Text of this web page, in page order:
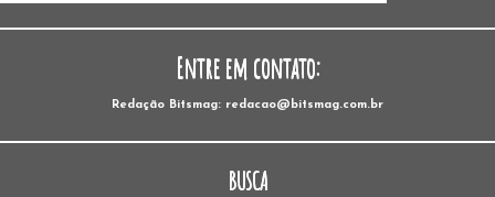
Entre em contato:
Redação Bitsmag: redacao@bitsmag.com.br
BUSCA